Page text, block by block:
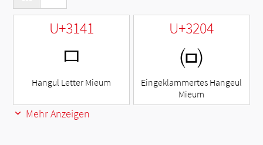
U+3141
ㅁ
Hangul Letter Mieum
U+3204
㈄
Eingeklammertes Hangeul
Mieum
Mehr Anzeigen